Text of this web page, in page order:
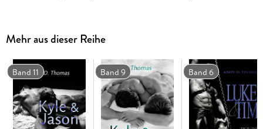
ist er drauf und dran, ihn schnellstmöglich wieder vor die Tür
zu setzen. Doch Weihnachten steht vor der Tür und als Matt
ihm auch noch gesteht, dass Amy ihm den Kontakt mit
seinem 13-jährigen Sohn Joey verboten hat, bringt er es nicht
übers Herz.
Mehr aus dieser Reihe
Band 11 Band 9 Band 6